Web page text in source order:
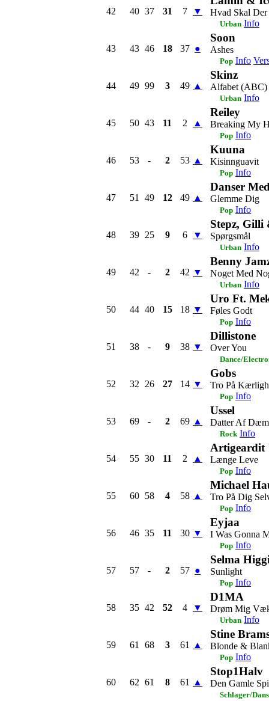
42 40 37 31 7 ▼ Hvad Skal Der
Urban Info
43 43 46 18 37 ●
Soon
Ashes
Pop Info
44 49 99 3 49 ▲
Skinz
Alfabet (ABC)
Urban Info
45 50 43 11 2 ▲
Reiley
Breaking My
Pop Info
46 53 - 2 53 ▲
Kuuna
Kisinnguavit
Pop Info
47 51 49 12 49 ▲
Danser
Glemme Dig
Pop Info
48 39 25 9 6 ▼
Stepz,
Spørgsmål
Urban Info
49 42 - 2 42 ▼
Benny
Noget Med
Urban Info
50 44 40 15 18 ▼
Uro Ft.
Føles Godt
Pop Info
51 38 - 9 38 ▼
Dillistone
Over You
Dance/
52 32 26 27 14 ▼
Gobs
Tro På
Pop Info
53 69 - 2 69 ▲
Ussel
Datter Af
Rock Info
54 55 30 11 2 ▲
Artigeardit
Længe Leve
Pop Info
55 60 58 4 58 ▲
Michael
Tro På Dig
Pop Info
56 46 35 11 30 ▼
Eyjaa
I Was Gonna
Pop Info
57 57 - 2 57 ●
Selma
Sunlight
Pop Info
58 35 42 52 4 ▼
D1MA
Drøm Mig
Urban Info
59 61 68 3 61 ▲
Stine
Blonde &
Pop Info
60 62 61 8 61 ▲
Stop1Halv
Den Gamle
Schlager/